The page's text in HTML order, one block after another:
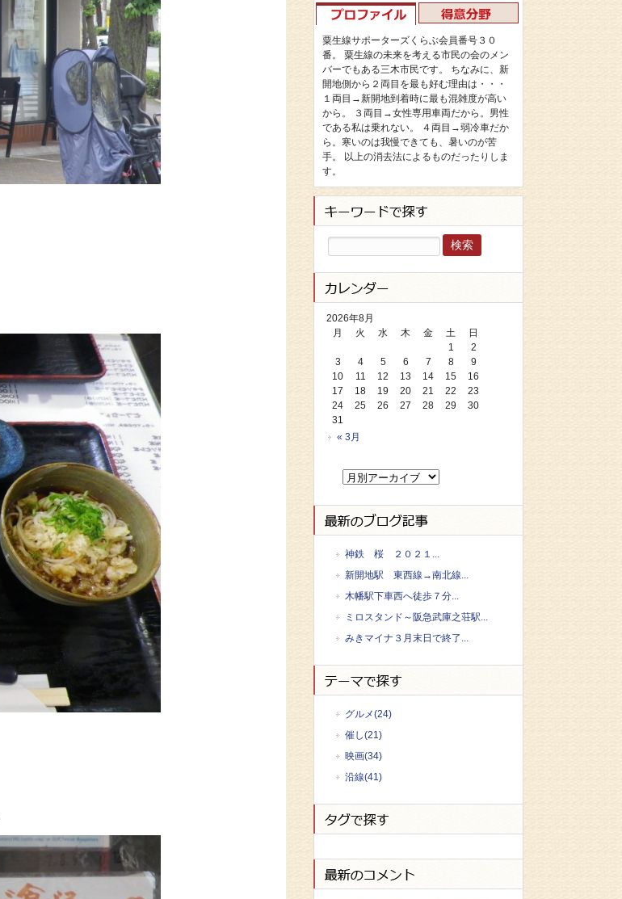
粟生線サポーターズくらぶ会員番号３０
番。 粟生線の未来を考える市民の会のメン
バーでもある三木市民です。 ちなみに、新
開地側から２両目を最も好む理由は・・・
１両目→新開地到着時に最も混雑度が高い
から。 ３両目→女性専用車両だから。男性
である私は乗れない。 ４両目→弱冷車だか
ら。寒いのは我慢できても、暑いのが苦
手。 以上の消去法によるものだったりしま
す。
検
索:
2026年8月
月
火 水 木 金 土
日
1
2
3
4 5 6 7 8
9
10
11 12 13 14 15
16
17
18 19 20 21 22
23
24
25 26 27 28 29
30
31
« 3月
神鉄 桜 ２０２１...
新開地駅 東西線→南北線...
木幡駅下車西へ徒歩７分...
ミロスタンド～阪急武庫之荘駅...
みきマイナ３月末日で終了...
グルメ(24)
催し(21)
映画(34)
沿線(41)